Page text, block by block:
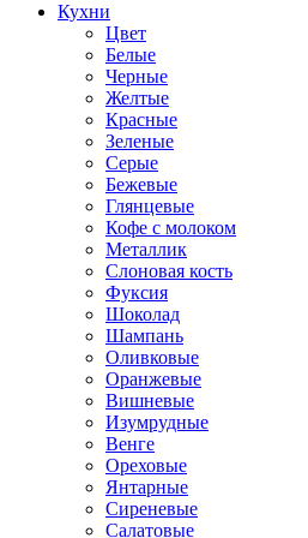
Кухни
Цвет
Белые
Черные
Желтые
Красные
Зеленые
Серые
Бежевые
Глянцевые
Кофе с молоком
Металлик
Слоновая кость
Фуксия
Шоколад
Шампань
Оливковые
Оранжевые
Вишневые
Изумрудные
Венге
Ореховые
Янтарные
Сиреневые
Салатовые